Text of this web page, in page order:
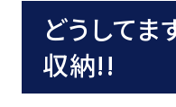
どうして
収納!!